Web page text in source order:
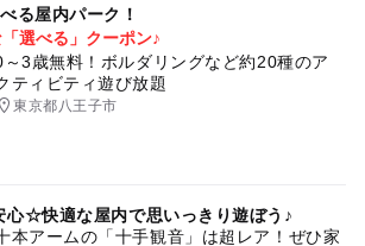
る屋内パーク！
選べる」クーポン♪
～3歳無料！ボルダリングなど約20種のア
ティビティ遊び放題
東京都八王子市
心☆快適な屋内で思いっきり遊ぼう♪
本アームの「十手観音」は超レア！ぜひ家